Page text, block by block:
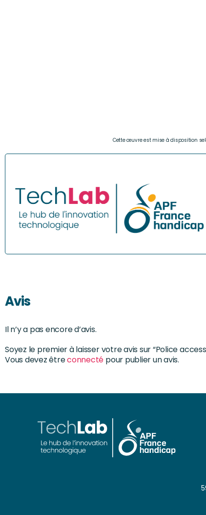
Cette œuvre est mise à disposition
Avis
Il n’y a pas encore d’avis.
Soyez le premier à laisser votre avis sur “Police
Vous devez êtreconnecté pour publier un avis.